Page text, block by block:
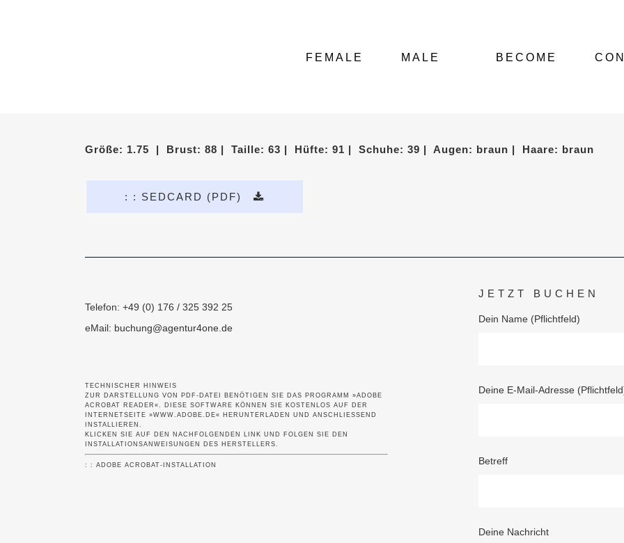
FEMALE MALE BECOME
Größe: 1.75 | Brust: 88 | Taille: 63 | Hüfte: 91 | Schuhe: 39 | Augen: braun | Haare: braun
: : SEDCARD (PDF)
Telefon: +49 (0) 176 / 325 392 25
eMail: buchung@agentur4one.de
TECHNISCHER HINWEIS
ZUR DARSTELLUNG VON PDF-DATEI BENÖTIGEN SIE DAS PROGRAMM »ADOBE
ACROBAT READER«. DIESE SOFTWARE KÖNNEN SIE KOSTENLOS AUF DER
INTERNETSEITE »WWW.ADOBE.DE« HERUNTERLADEN UND ANSCHLIESSEND I
NSTALLIEREN.
KLICKEN SIE AUF DEN NACHFOLGENDEN LINK UND FOLGEN SIE DEN
INSTALLATIONSANWEISUNGEN DES HERSTELLERS.
: : ADOBE ACROBAT-INSTALLATION
JETZT BUCHEN
Dein Name (Pflichtfeld)
Deine E-Mail-Adresse
Betreff
Deine Nachricht